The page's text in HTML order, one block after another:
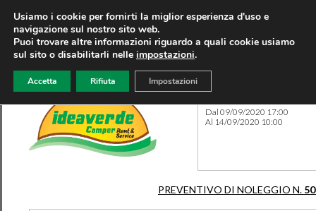
Dal 09/09/2020 17:00
Al 14/09/2020 10:00
PREVENTIVO DI NOLEGGIO N.
Usiamo i cookie per fornirti la miglior esperienza d'uso e
navigazione sul nostro sito web.
Puoi trovare altre informazioni riguardo a quali cookie usiamo
sul sito o disabilitarli nelle impostazioni.
Accetta Rifiuta Impostazioni